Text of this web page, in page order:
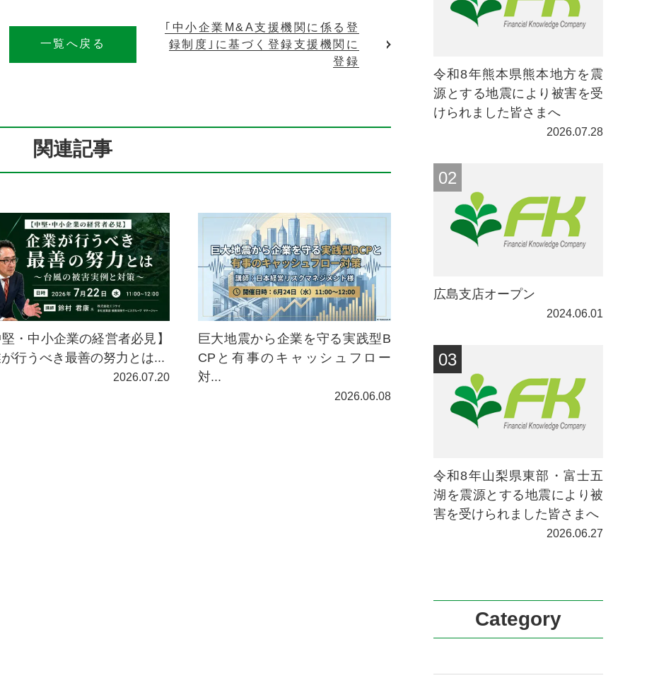
一覧へ戻る
｢中小企業M&A支援機関に係る登
録制度｣に基づく登録支援機関に
登録
関連記事
堅・中小企業の経営者必見】
行うべき最善の努力とは...
2026.07.20
巨大地震から企業を守る実践型B
CPと有事のキャッシュフロー
対...
2026.06.08
令和8年熊本県熊本地方を震
源とする地震により被害を受
けられました皆さまへ
2026.07.28
広島支店オープン
2024.06.01
令和8年山梨県東部・富士五
湖を震源とする地震により被
害を受けられました皆さまへ
2026.06.27
Category